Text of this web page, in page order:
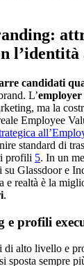
l’identità
candidati
L’
ma la
Employee
standard di
profili 5. In un
su Glassdoor e
e realtà è la
.
e profili
di alto livello e
si sposta sempre